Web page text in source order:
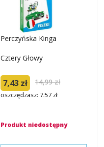
Perczyńska Kinga
Cztery Głowy
7,43 zł 14,99 zł
oszczędzasz: 7.57 zł
Produkt niedostępny